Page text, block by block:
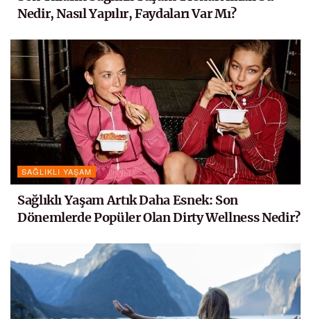
Nedir, Nasıl Yapılır, Faydaları Var Mı?
SAĞLIKLI YAŞAM
Sağlıklı Yaşam Artık Daha Esnek: Son
Dönemlerde Popüler Olan Dirty Wellness Nedir?